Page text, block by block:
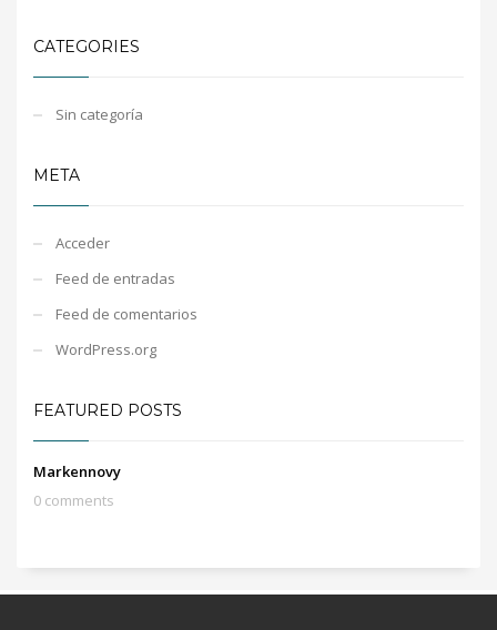
CATEGORIES
Sin categoría
META
Acceder
Feed de entradas
Feed de comentarios
WordPress.org
FEATURED POSTS
Markennovy
0 comments